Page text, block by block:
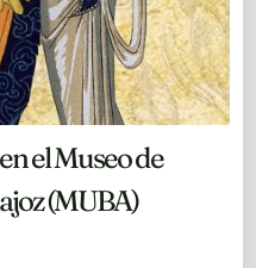
el Museo de
(MUBA)